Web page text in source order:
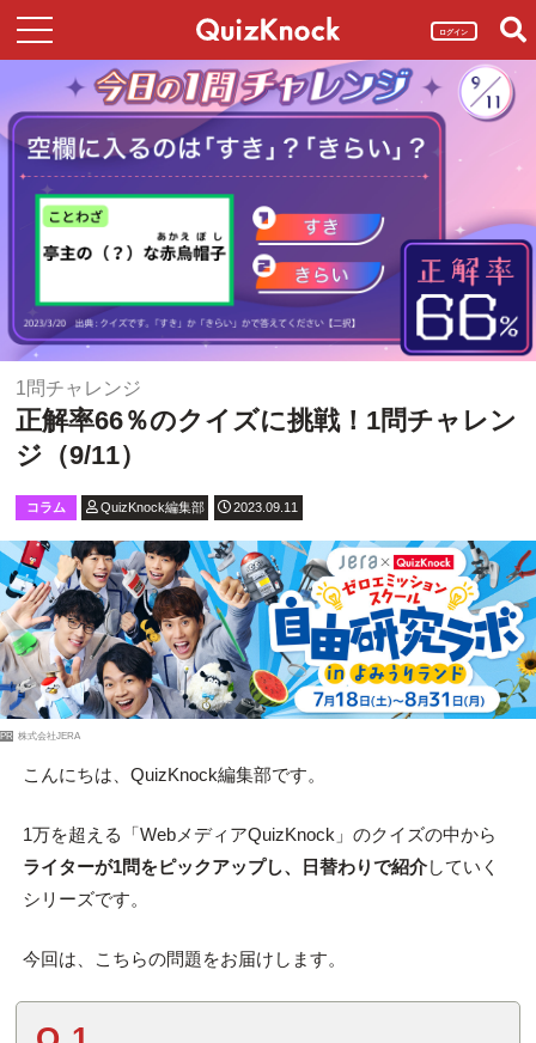
ログイン
1問チャレンジ
正解率66％のクイズに挑戦！1問チャレン
ジ（9/11）
コラム QuizKnock編集部 2023.09.11
PR 株式会社JERA
こんにちは、QuizKnock編集部です。
1万を超える「WebメディアQuizKnock」のクイズの中から
ライターが1問をピックアップし、日替わりで紹介していく
シリーズです。
今回は、こちらの問題をお届けします。